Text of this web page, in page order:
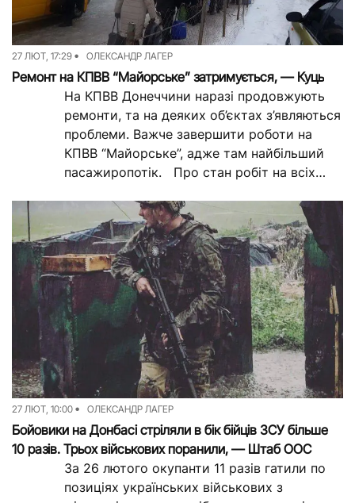
27 ЛЮТ, 17:29 ОЛЕКСАНДР ЛАГЕР
Ремонт на КПВВ “Майорське” затримується, — Куць
На КПВВ Донеччини наразі продовжують
ремонти, та на деяких об’єктах з’являються
проблеми. Важче завершити роботи на
КПВВ “Майорське”, адже там найбільший
пасажиропотік. Про стан робіт на всіх
27 ЛЮТ, 10:00 ОЛЕКСАНДР ЛАГЕР
Бойовики на Донбасі стріляли в бік бійців ЗСУ більше
10 разів. Трьох військових поранили, — Штаб ООС
За 26 лютого окупанти 11 разів гатили по
позиціях українських військових з